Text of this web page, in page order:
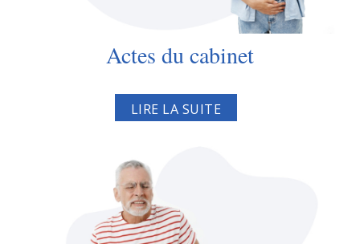
Actes du cabinet
LIRE LA SUITE